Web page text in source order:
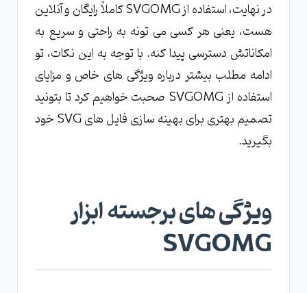
در نهایت، استفاده از SVGOMG کاملاً رایگان و آنلاین
هست، یعنی هر کسی می تونه به راحتی و سریع به
امکاناتش دسترسی پیدا کنه. با توجه به این نکات، تو
ادامه مطلب بیشتر درباره ویژگی های خاص و مزایای
استفاده از SVGOMG صحبت خواهیم کرد تا بتونید
تصمیم بهتری برای بهینه سازی فایل های SVG خود
بگیرید.
ویژگی های برجسته ابزار
SVGOMG